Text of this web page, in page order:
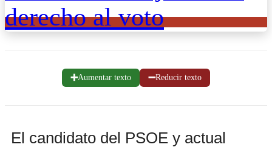
➕Aumentar texto ➖Reducir texto
El candidato del PSOE y actual